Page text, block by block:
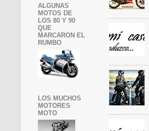
ALGUNAS
MOTOS DE
LOS 80 Y 90
QUE
MARCARON EL
RUMBO
LOS MUCHOS
MOTORES
MOTO